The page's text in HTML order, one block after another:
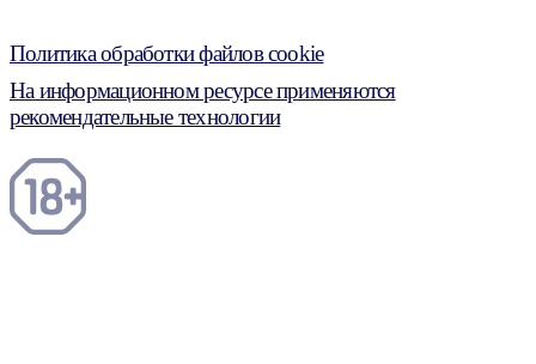
Политика обработки файлов cookie
На информационном ресурсе применяются
рекомендательные технологии